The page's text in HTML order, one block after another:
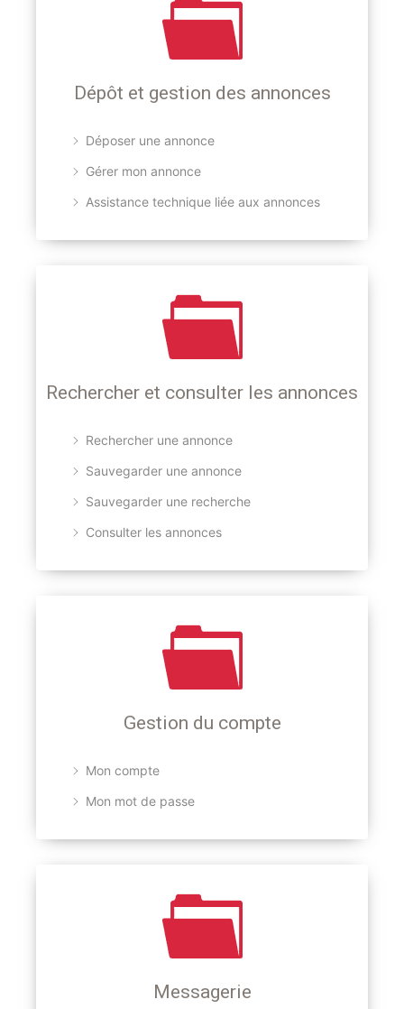
Dépôt et gestion des annonces
Déposer une annonce
Gérer mon annonce
Assistance technique liée aux annonces
Rechercher et consulter les annonces
Rechercher une annonce
Sauvegarder une annonce
Sauvegarder une recherche
Consulter les annonces
Gestion du compte
Mon compte
Mon mot de passe
Messagerie